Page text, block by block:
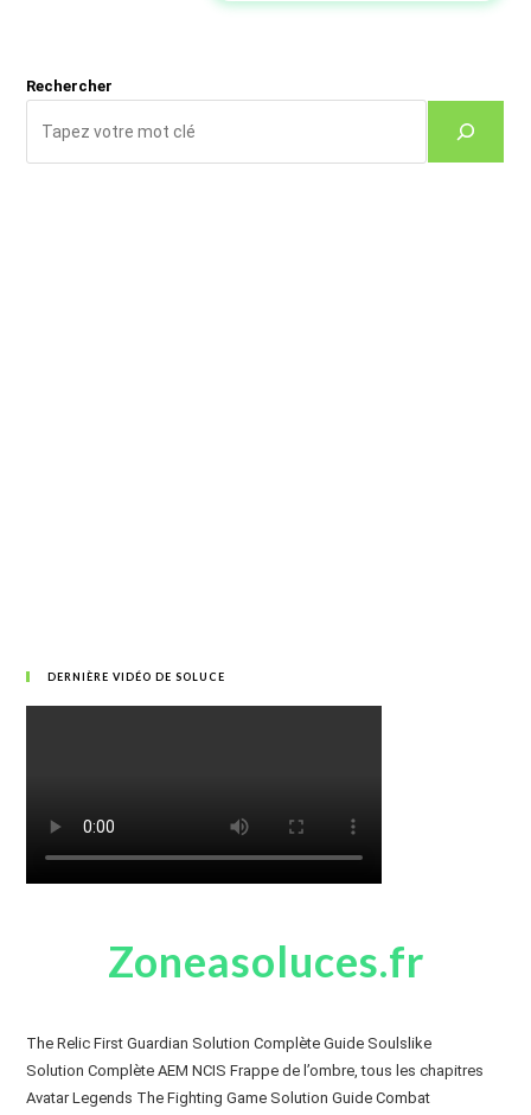
Rechercher
DERNIÈRE VIDÉO DE SOLUCE
Zoneasoluces.fr
The Relic First Guardian Solution Complète Guide Soulslike
Solution Complète AEM NCIS Frappe de l’ombre, tous les chapitres
Avatar Legends The Fighting Game Solution Guide Combat